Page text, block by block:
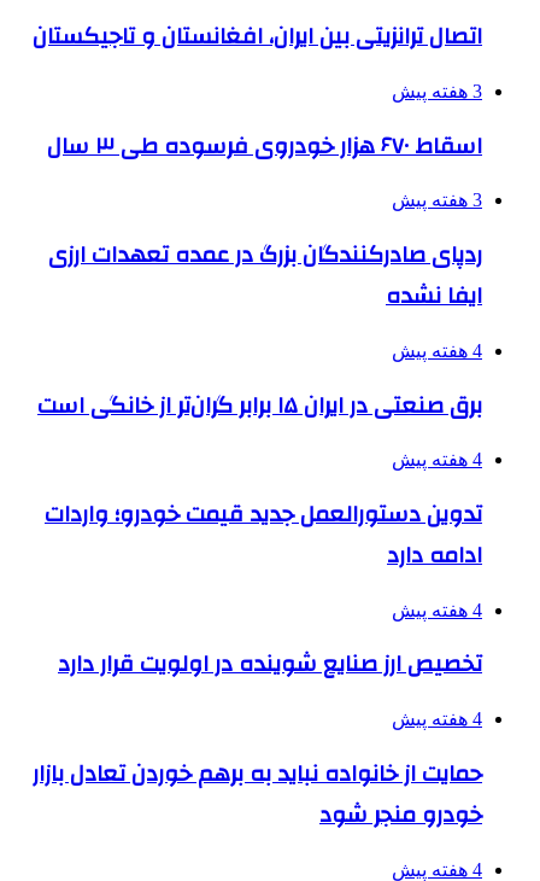
اتصال ترانزیتی بین ایران، افغانستان و تاجیکستان
3 هفته پیش
اسقاط ۶۷۰ هزار خودروی فرسوده طی ۳ سال
3 هفته پیش
ردپای صادرکنندگان بزرگ در عمده تعهدات ارزی
ایفا نشده
4 هفته پیش
برق صنعتی در ایران ۱۵ برابر گران‌تر از خانگی است
4 هفته پیش
تدوین دستورالعمل جدید قیمت خودرو؛ واردات
ادامه دارد
4 هفته پیش
تخصیص ارز صنایع شوینده در اولویت قرار دارد
4 هفته پیش
حمایت از خانواده نباید به برهم خوردن تعادل بازار
خودرو منجر شود
4 هفته پیش